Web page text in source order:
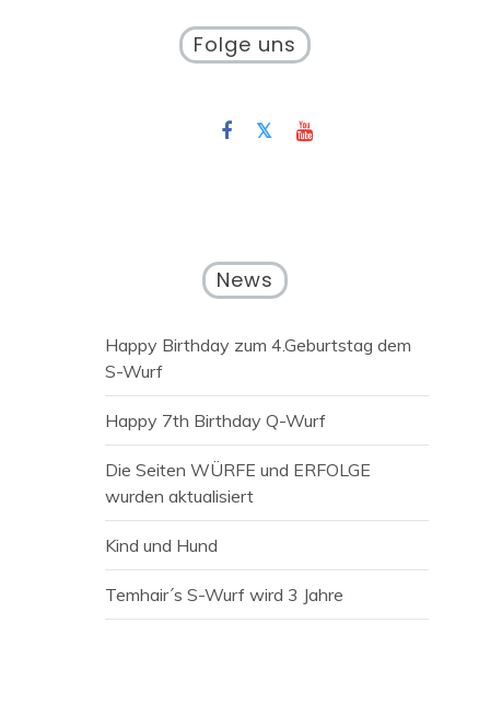
Folge uns
News
Happy Birthday zum 4.Geburtstag dem
S-Wurf
Happy 7th Birthday Q-Wurf
Die Seiten WÜRFE und ERFOLGE
wurden aktualisiert
Kind und Hund
Temhair´s S-Wurf wird 3 Jahre